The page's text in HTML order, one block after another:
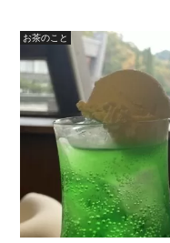
お茶のこと